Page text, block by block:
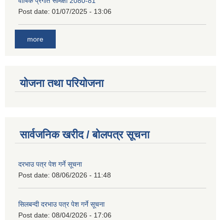
Post date: 01/07/2025 - 13:06
more
योजना तथा परियोजना
सार्वजनिक खरीद / बोलपत्र सूचना
दरभाउ पत्र पेश गर्ने सूचना
Post date: 08/06/2026 - 11:48
सिलबन्दी दरभाउ पत्र पेश गर्ने सूचना
Post date: 08/04/2026 - 17:06